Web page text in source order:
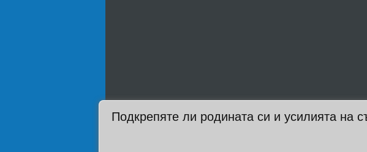
Подкрепяте ли родината си и усилията на